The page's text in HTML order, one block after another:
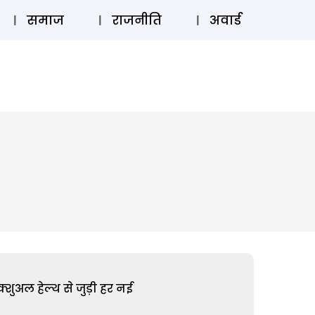
लॉग इन ⚲ SUBSCRIBE
समाज राजनीति अवार्ड
हेल्थ से जुड़ी हर नई